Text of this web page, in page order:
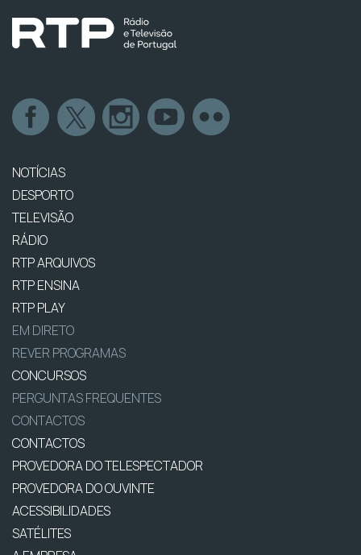
NOTÍCIAS
DESPORTO
TELEVISÃO
RÁDIO
RTP ARQUIVOS
RTP ENSINA
RTP PLAY
EM DIRETO
REVER PROGRAMAS
CONCURSOS
PERGUNTAS FREQUENTES
CONTACTOS
CONTACTOS
PROVEDORA DO TELESPECTADOR
PROVEDORA DO OUVINTE
ACESSIBILIDADES
SATÉLITES